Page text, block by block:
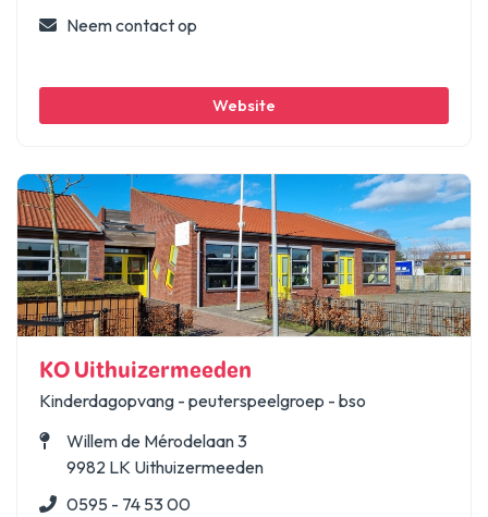
Neem contact op
Website
KO Uithuizermeeden
Kinderdagopvang - peuterspeelgroep - bso
Willem de Mérodelaan 3
9982 LK Uithuizermeeden
0595 - 74 53 00